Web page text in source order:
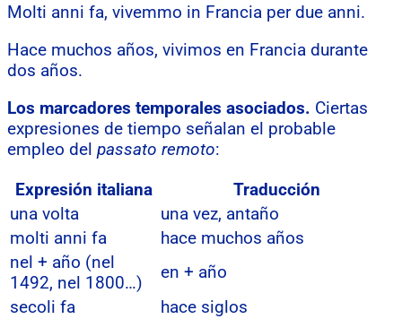
Molti anni fa, vivemmo in Francia per due anni.
Hace muchos años, vivimos en Francia durante
dos años.
Los marcadores temporales asociados. Ciertas
expresiones de tiempo señalan el probable
empleo del passato remoto:
Expresión italiana
Traducción
una volta
una vez, antaño
molti anni fa
hace muchos años
nel + año (nel
1492, nel 1800…)
en + año
secoli fa
hace siglos